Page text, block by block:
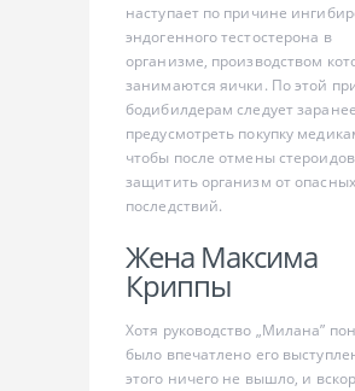
наступает по причине
эндогенного тестостерона в
организме, производством
занимаются яички. По этой
бодибилдерам следует заранее
предусмотреть покупку
чтобы после отмены стероидов
защитить организм от опасных
последствий.
Жена Максима
Криппы
Хотя руководство „Милана”
было впечатлено его
этого ничего не вышло, и